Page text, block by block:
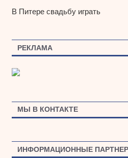
В Питере свадьбу играть
РЕКЛАМА
МЫ В КОНТАКТЕ
ИНФОРМАЦИОННЫЕ